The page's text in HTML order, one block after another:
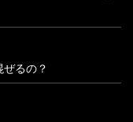
るの？